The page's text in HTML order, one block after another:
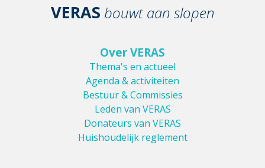
VERAS bouwt aan slopen
Over VERAS
Thema's en actueel
Agenda & activiteiten
Bestuur & Commissies
Leden van VERAS
Donateurs van VERAS
Huishoudelijk reglement